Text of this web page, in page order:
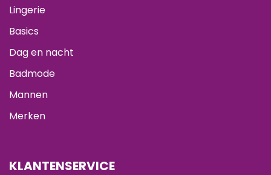
Lingerie
Basics
Dag en nacht
Badmode
Mannen
Merken
KLANTENSERVICE